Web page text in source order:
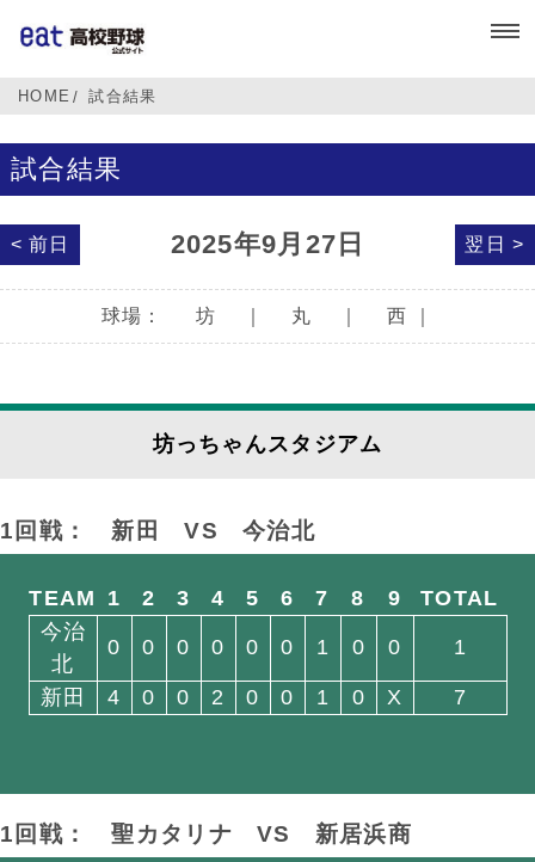
HOME 試合結果
試合結果
< 前日 2025年9月27日 翌日 >
球場： 坊 丸 西
坊っちゃんスタジアム
1回戦： 新田VS 今治北
TEAM 1 2 3 4 5 6 7 8 9
TOTAL
今治
北
0 0 0 0 0 0 1 0 0 1
新田 4 0 0 2 0 0 1 0 X 7
1回戦： 聖カタリナVS 新居浜商